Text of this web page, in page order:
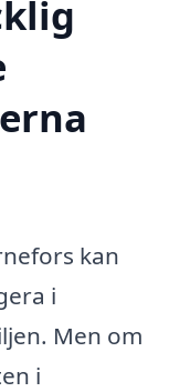
kan
i
Men om
i